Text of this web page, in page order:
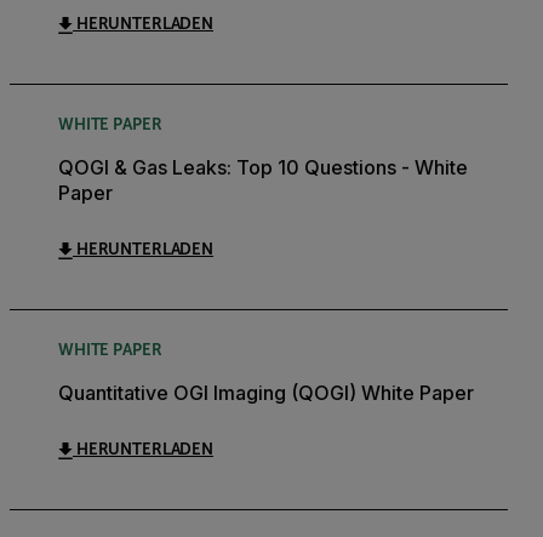
HERUNTERLADEN
WHITE PAPER
QOGI & Gas Leaks: Top 10 Questions - White
Paper
HERUNTERLADEN
WHITE PAPER
Quantitative OGI Imaging (QOGI) White Paper
HERUNTERLADEN